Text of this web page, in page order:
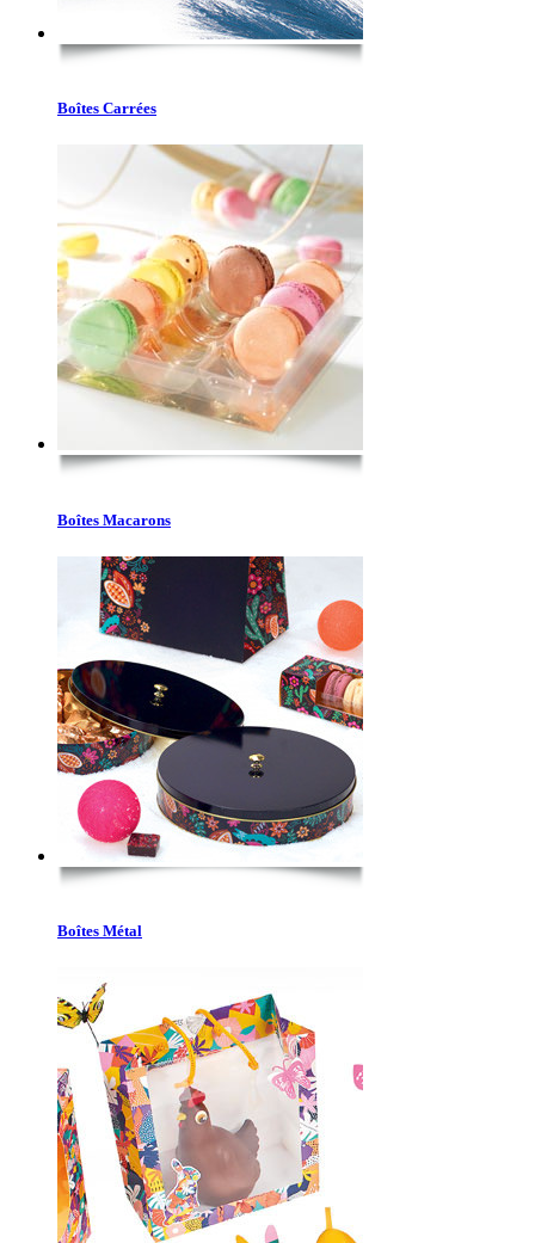
Boîtes Carrées
Boîtes Macarons
Boîtes Métal